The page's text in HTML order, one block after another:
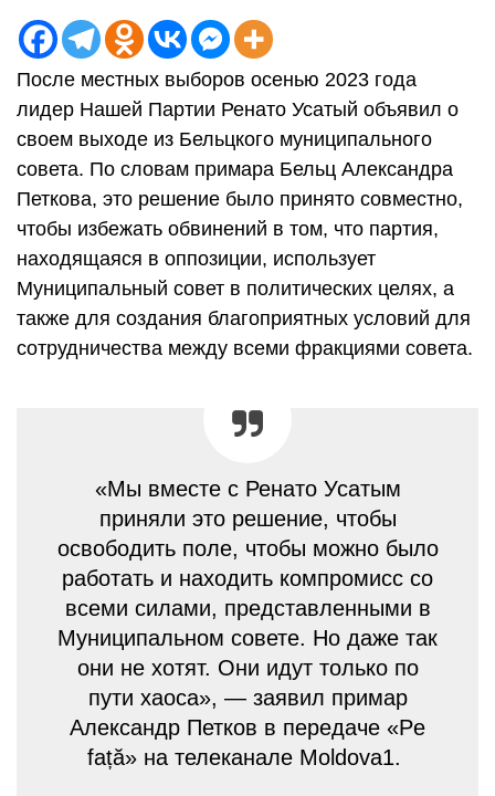
После местных выборов осенью 2023 года
лидер Нашей Партии Ренато Усатый объявил о
своем выходе из Бельцкого муниципального
совета. По словам примара Бельц Александра
Петкова, это решение было принято совместно,
чтобы избежать обвинений в том, что партия,
находящаяся в оппозиции, использует
Муниципальный совет в политических целях, а
также для создания благоприятных условий для
сотрудничества между всеми фракциями совета.
«Мы вместе с Ренато Усатым
приняли это решение, чтобы
освободить поле, чтобы можно было
работать и находить компромисс со
всеми силами, представленными в
Муниципальном совете. Но даже так
они не хотят. Они идут только по
пути хаоса», — заявил примар
Александр Петков в передаче «Pe
față» на телеканале Moldova1.